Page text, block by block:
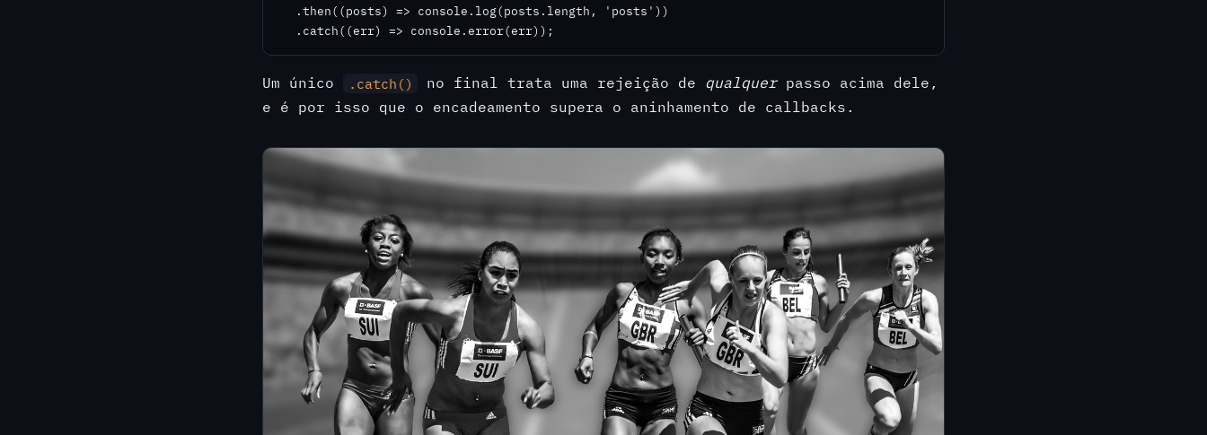
  .then((posts) => console.log(posts.length, 'posts'))
  .catch((err) => console.error(err));
Um único .catch() no final trata uma rejeição de qualquerpasso acima dele,
e é por isso que o encadeamento supera o aninhamento de callbacks.